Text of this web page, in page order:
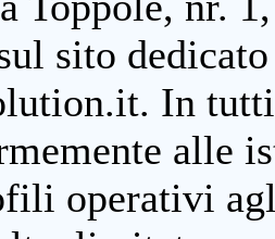
sito
In
alle
operativi